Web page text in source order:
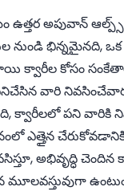
ఉత్తర అపువాన్
నుండి భిన్నమైనది,
క్వారీల కోసం
వారి
క్వారీలలో పని వారికి
ఎత్తైన
అభివృద్ధి